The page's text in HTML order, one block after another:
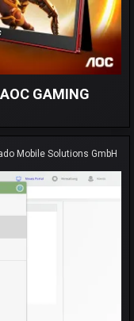
GAMING
Mobile Solutions GmbH